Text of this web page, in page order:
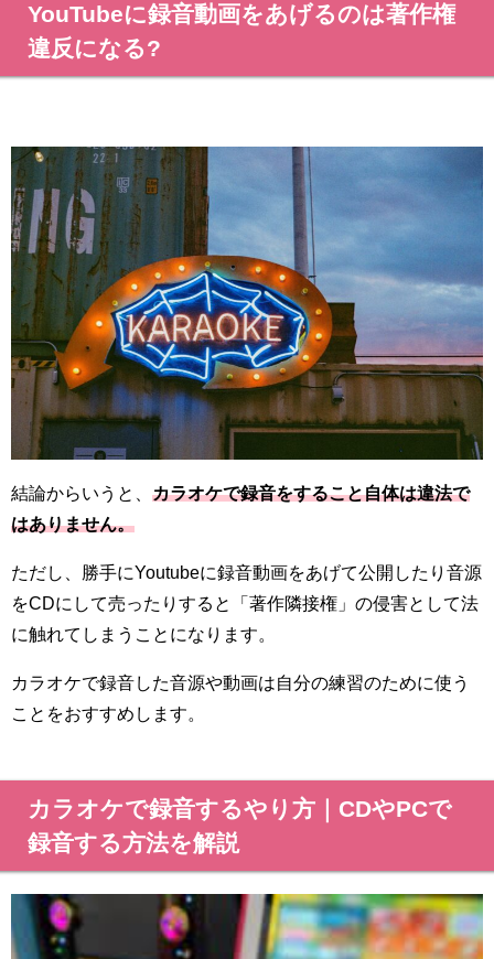
YouTubeに録音動画をあげるのは著作権
違反になる?
結論からいうと、 カラオケで録音をすること自体は違法で
はありません。
ただし、勝手にYoutubeに録音動画をあげて公開したり音源
をCDにして売ったりすると「著作隣接権」の侵害として法
に触れてしまうことになります。
カラオケで録音した音源や動画は自分の練習のために使う
ことをおすすめします。
カラオケで録音するやり方｜CDやPCで
録音する方法を解説